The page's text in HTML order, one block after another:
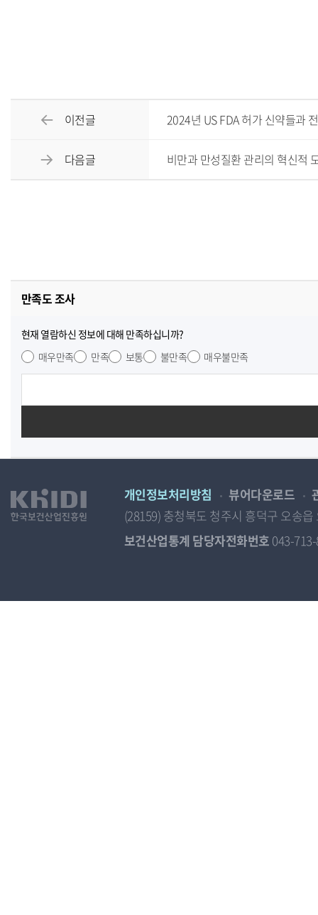
이전글 2024년 US FDA 허가 신약들과
다음글 비만과 만성질환 관리의 혁신적
만족도 조사
현재 열람하신 정보에 대해 만족하십니까?
매우만족
만족 보통 불만족 매우불만족
개인정보처리방침 뷰어다운로드
(28159) 충청북도 청주시 흥덕구 오송
보건산업통계 담당자전화번호 043-